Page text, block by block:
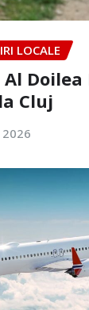
LOCALE
Doilea
Cluj